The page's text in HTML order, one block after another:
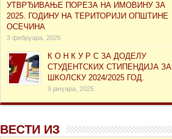
УТВРЂИВАЊЕ ПОРЕЗА НА ИМОВИНУ ЗА
2025. ГОДИНУ НА ТЕРИТОРИЈИ ОПШТИНЕ
ОСЕЧИНА
3 фебруара, 2025
К О Н К У Р С ЗА ДОДЕЛУ
СТУДЕНТСКИХ СТИПЕНДИЈА ЗА
ШКОЛСКУ 2024/2025 ГОД.
9 јануара, 2025
ВЕСТИ ИЗ